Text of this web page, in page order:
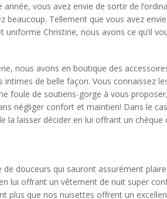
vous avez envie de sortir de
beaucoup. Tellement que vous avez
uniforme Christine, nous avons ce qu’il
nous avons en boutique des
de belle façon. Vous connaissez
foule de soutiens-gorge à vous
négliger confort et maintien! Dans le
la laisser décider en lui offrant un
douceurs qui sauront assurément
lui offrant un vêtement de nuit super
plus que nos nuisettes offrent un